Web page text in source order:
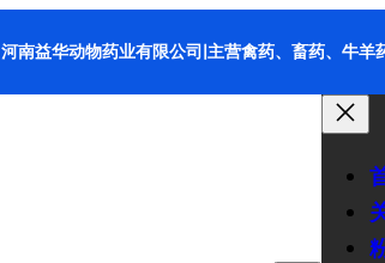
河南益华动物药业有限公司|主营禽药、畜药、牛